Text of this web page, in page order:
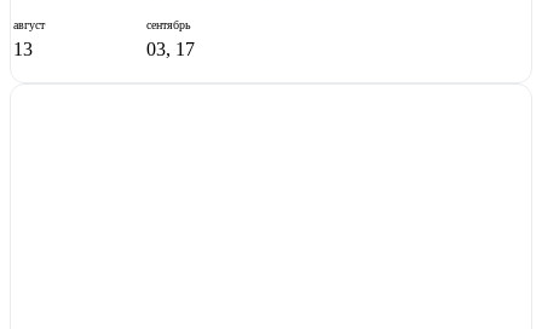
август
13
сентябрь
03, 17